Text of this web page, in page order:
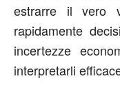
estrarre il vero
rapidamente
incertezze
interpretarli